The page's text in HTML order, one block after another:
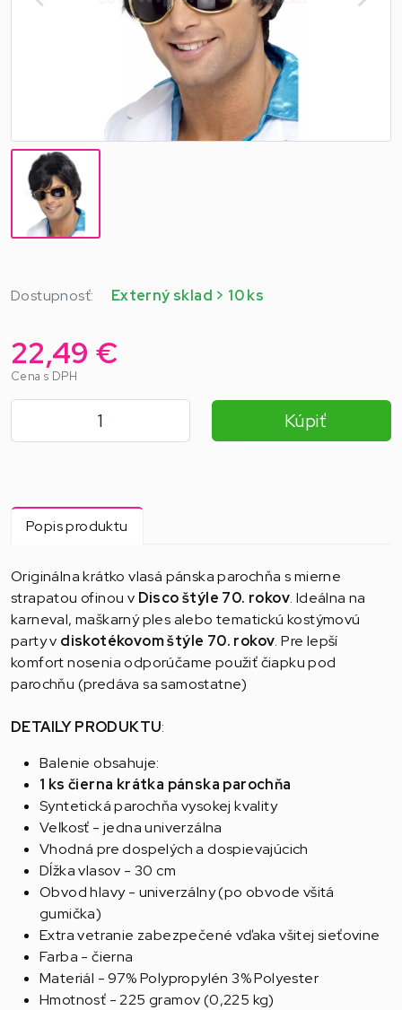
Dostupnosť: Externý sklad > 10 ks
22,49 €
Cena s DPH
Kúpiť
Popis produktu
Originálna krátko vlasá pánska parochňa s mierne
strapatou ofinou v Disco štýle 70. rokov. Ideálna na
karneval, maškarný ples alebo tematickú kostýmovú
party v diskotékovom štýle 70. rokov. Pre lepší
komfort nosenia odporúčame použiť čiapku pod
parochňu (predáva sa samostatne)
DETAILY PRODUKTU:
Balenie obsahuje:
1 ks čierna krátka pánska parochňa
Syntetická parochňa vysokej kvality
Veľkosť - jedna univerzálna
Vhodná pre dospelých a dospievajúcich
Dĺžka vlasov - 30 cm
Obvod hlavy - univerzálny (po obvode všitá
gumička)
Extra vetranie zabezpečené vďaka všitej sieťovine
Farba - čierna
Materiál - 97% Polypropylén 3% Polyester
Hmotnosť - 225 gramov (0,225 kg)